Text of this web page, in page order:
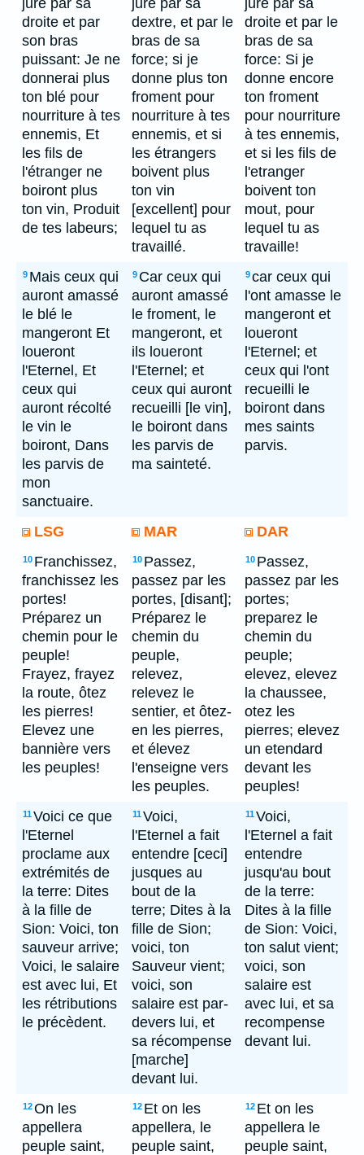
juré par sa
droite et par
son bras
puissant: Je ne
donnerai plus
ton blé pour
nourriture à tes
ennemis, Et
les fils de
l'étranger ne
boiront plus
ton vin, Produit
de tes labeurs;
juré par sa
dextre, et par le
bras de sa
force; si je
donne plus ton
froment pour
nourriture à tes
ennemis, et si
les étrangers
boivent plus
ton vin
[excellent] pour
lequel tu as
travaillé.
jure par sa
droite et par le
bras de sa
force: Si je
donne encore
ton froment
pour nourriture
à tes ennemis,
et si les fils de
l'etranger
boivent ton
mout, pour
lequel tu as
travaille!
9 Mais ceux qui
auront amassé
le blé le
mangeront Et
loueront
l'Eternel, Et
ceux qui
auront récolté
le vin le
boiront, Dans
les parvis de
mon
sanctuaire.
9 Car ceux qui
auront amassé
le froment, le
mangeront, et
ils loueront
l'Eternel; et
ceux qui auront
recueilli [le vin],
le boiront dans
les parvis de
ma sainteté.
9car ceux qui
l'ont amasse le
mangeront et
loueront
l'Eternel; et
ceux qui l'ont
recueilli le
boiront dans
mes saints
parvis.
LSG MAR DAR
10 Franchissez,
franchissez les
portes!
Préparez un
chemin pour le
peuple!
Frayez, frayez
la route, ôtez
les pierres!
Elevez une
bannière vers
les peuples!
10 Passez,
passez par les
portes, [disant];
Préparez le
chemin du
peuple,
relevez,
relevez le
sentier, et ôtez-
en les pierres,
et élevez
l'enseigne vers
les peuples.
10 Passez,
passez par les
portes;
preparez le
chemin du
peuple;
elevez, elevez
la chaussee,
otez les
pierres; elevez
un etendard
devant les
peuples!
11Voici ce que
l'Eternel
proclame aux
extrémités de
la terre: Dites
à la fille de
Sion: Voici, ton
sauveur arrive;
Voici, le salaire
est avec lui, Et
les rétributions
le précèdent.
11Voici,
l'Eternel a fait
entendre [ceci]
jusques au
bout de la
terre; Dites à la
fille de Sion;
voici, ton
Sauveur vient;
voici, son
salaire est par-
devers lui, et
sa récompense
[marche]
devant lui.
11Voici,
l'Eternel a fait
entendre
jusqu'au bout
de la terre:
Dites à la fille
de Sion: Voici,
ton salut vient;
voici, son
salaire est
avec lui, et sa
recompense
devant lui.
12On les
appellera
peuple saint,
12 Et on les
appellera, le
peuple saint,
12 Et on les
appellera le
peuple saint,